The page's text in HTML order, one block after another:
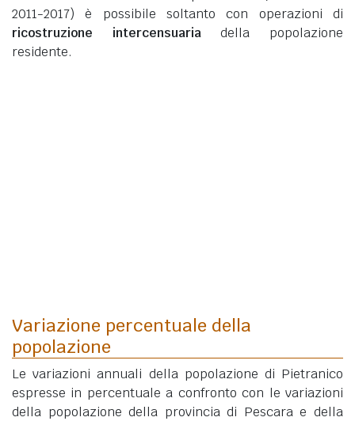
2011-2017) è possibile soltanto con operazioni di
ricostruzione intercensuariadella popolazione
residente.
Variazione percentuale della
popolazione
Le variazioni annuali della popolazione di Pietranico
espresse in percentuale a confronto con le variazioni
della popolazione della provincia di Pescara e della